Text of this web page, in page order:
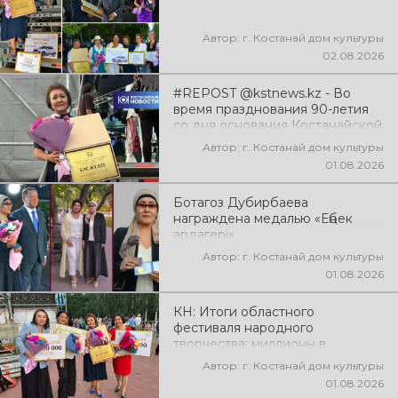
Автор: г. Костанай дом культуры
02.08.2026
#REPOST @kstnews.kz - Во
время празднования 90-летия
со дня основания Костанайской
области подвели итоги 38-го
фестиваля самодеятельного
Автор: г. Костанай дом культуры
01.08.2026
Ботагоз Дубирбаева
награждена медалью «Еңбек
ардагері»
Автор: г. Костанай дом культуры
01.08.2026
КН: Итоги областного
фестиваля народного
творчества: миллионы в
культуруАвтор: г. Костанай дом культуры
01.08.2026